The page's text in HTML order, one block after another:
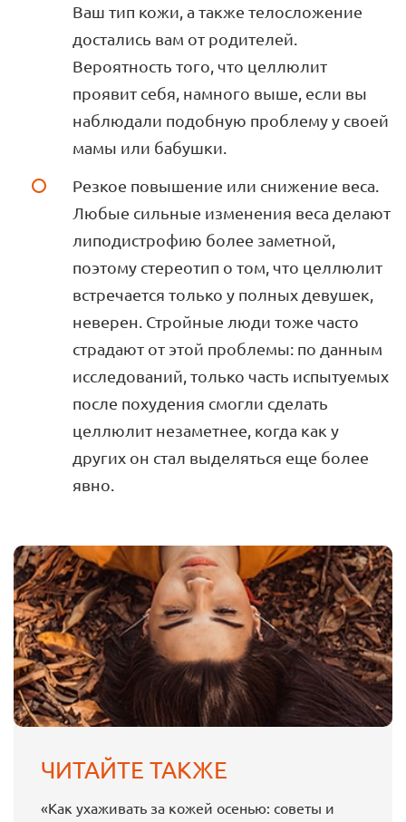
Ваш тип кожи, а также телосложение
достались вам от родителей.
Вероятность того, что целлюлит
проявит себя, намного выше, если вы
наблюдали подобную проблему у своей
мамы или бабушки.
Резкое повышение или снижение веса.
Любые сильные изменения веса делают
липодистрофию более заметной,
поэтому стереотип о том, что целлюлит
встречается только у полных девушек,
неверен. Стройные люди тоже часто
страдают от этой проблемы: по данным
исследований, только часть испытуемых
после похудения смогли сделать
целлюлит незаметнее, когда как у
других он стал выделяться еще более
явно.
ЧИТАЙТЕ ТАКЖЕ
«Как ухаживать за кожей осенью: советы и